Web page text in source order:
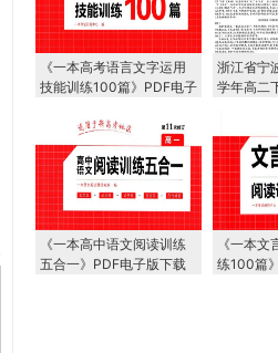
《一本高考语言文字运用
技能训练100篇》PDF电子
浙江省宁
学年高二
《一本高中语文阅读训练
五合一》PDF电子版下载
《一本
练100篇